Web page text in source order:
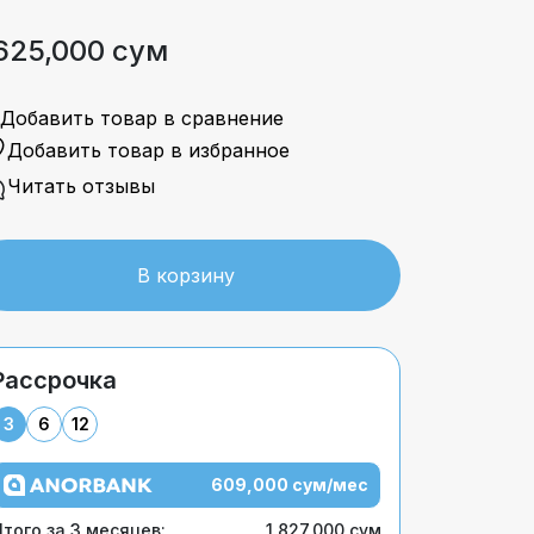
сум
Добавить товар в сравнение
Добавить товар в избранное
Читать отзывы
В корзину
3 6 12
609,000 сум/мес